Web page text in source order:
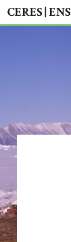
CERES |